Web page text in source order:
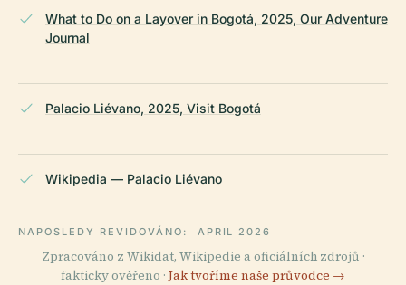
What to Do on a Layover in Bogotá, 2025, Our Adventure
Journal
Palacio Liévano, 2025, Visit Bogotá
Wikipedia — Palacio Liévano
NAPOSLEDY REVIDOVÁNO: APRIL 2026
Zpracováno z Wikidat, Wikipedie a oficiálních zdrojů ·
fakticky ověřeno · Jak tvoříme naše průvodce →